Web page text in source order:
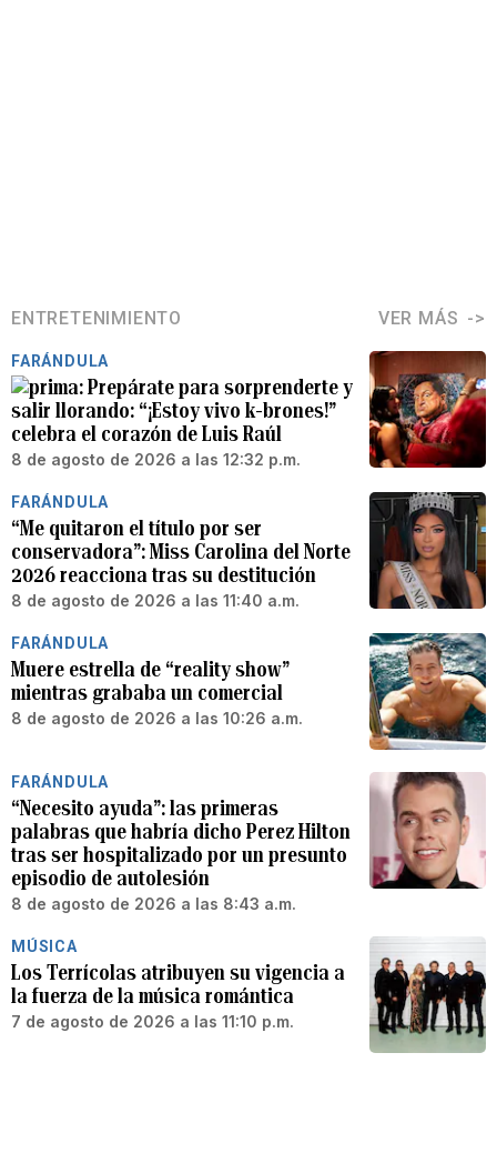
ENTRETENIMIENTO VER MÁS
FARÁNDULA
Prepárate para sorprenderte y
salir llorando: “¡Estoy vivo k-brones!”
celebra el corazón de Luis Raúl
8 de agosto de 2026 a las 12:32 p.m.
FARÁNDULA
“Me quitaron el título por ser
conservadora”: Miss Carolina del Norte
2026 reacciona tras su destitución
8 de agosto de 2026 a las 11:40 a.m.
FARÁNDULA
Muere estrella de “reality show”
mientras grababa un comercial
8 de agosto de 2026 a las 10:26 a.m.
FARÁNDULA
“Necesito ayuda”: las primeras
palabras que habría dicho Perez Hilton
tras ser hospitalizado por un presunto
episodio de autolesión
8 de agosto de 2026 a las 8:43 a.m.
MÚSICA
Los Terrícolas atribuyen su vigencia a
la fuerza de la música romántica
7 de agosto de 2026 a las 11:10 p.m.